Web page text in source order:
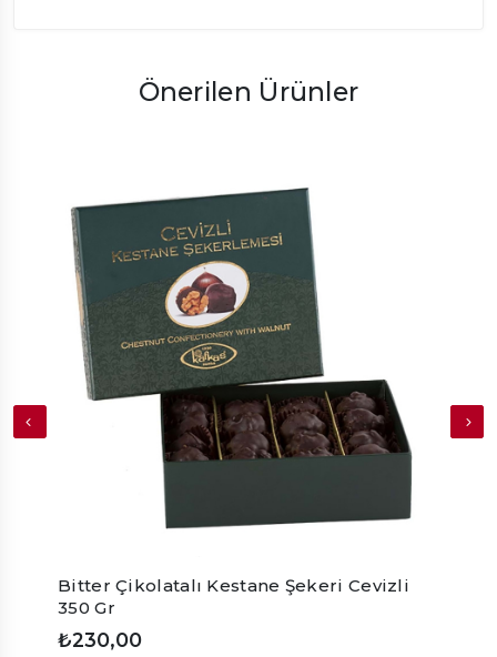
Önerilen Ürünler
Bitter Çikolatalı Kestane Şekeri Cevizli
350 Gr
₺230,00